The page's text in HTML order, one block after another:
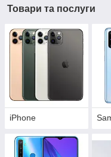
Товари та послуги
iPhone